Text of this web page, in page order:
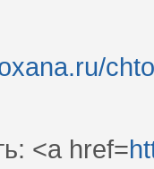
<a href=